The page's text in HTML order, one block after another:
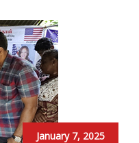
January 7, 2025